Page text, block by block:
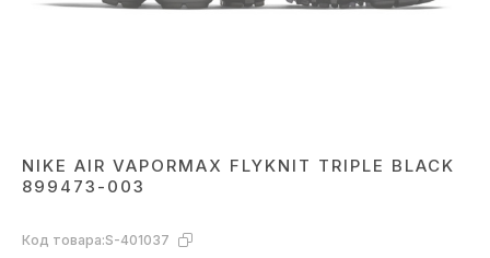
NIKE AIR VAPORMAX FLYKNIT TRIPLE BLACK
899473-003
Код товара:S-401037